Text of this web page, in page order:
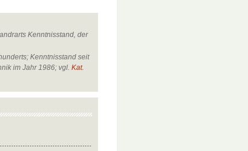
Kenntnisstand, der
Kenntnisstand seit
im Jahr 1986; vgl.Kat.